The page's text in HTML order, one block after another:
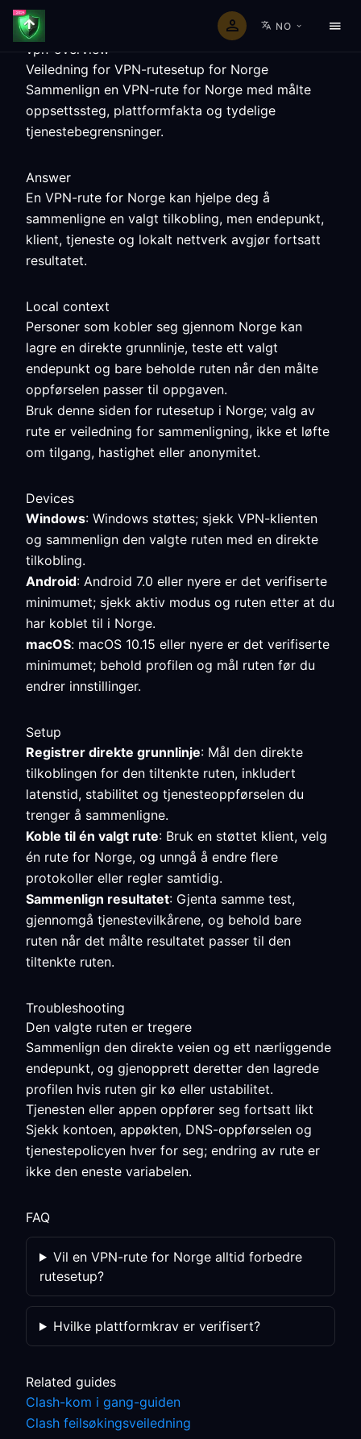
NO
vpn-overview
Veiledning for VPN-rutesetup for Norge
Sammenlign en VPN-rute for Norge med målte
oppsettssteg, plattformfakta og tydelige
tjenestebegrensninger.
Answer
En VPN-rute for Norge kan hjelpe deg å
sammenligne en valgt tilkobling, men endepunkt,
klient, tjeneste og lokalt nettverk avgjør fortsatt
resultatet.
Local context
Personer som kobler seg gjennom Norge kan
lagre en direkte grunnlinje, teste ett valgt
endepunkt og bare beholde ruten når den målte
oppførselen passer til oppgaven.
Bruk denne siden for rutesetup i Norge; valg av
rute er veiledning for sammenligning, ikke et løfte
om tilgang, hastighet eller anonymitet.
Devices
Windows: Windows støttes; sjekk VPN-klienten
og sammenlign den valgte ruten med en direkte
tilkobling.
Android: Android 7.0 eller nyere er det verifiserte
minimumet; sjekk aktiv modus og ruten etter at du
har koblet til i Norge.
macOS: macOS 10.15 eller nyere er det verifiserte
minimumet; behold profilen og mål ruten før du
endrer innstillinger.
Setup
Registrer direkte grunnlinje: Mål den direkte
tilkoblingen for den tiltenkte ruten, inkludert
latenstid, stabilitet og tjenesteoppførselen du
trenger å sammenligne.
Koble til én valgt rute: Bruk en støttet klient, velg
én rute for Norge, og unngå å endre flere
protokoller eller regler samtidig.
Sammenlign resultatet: Gjenta samme test,
gjennomgå tjenestevilkårene, og behold bare
ruten når det målte resultatet passer til den
tiltenkte ruten.
Troubleshooting
Den valgte ruten er tregere
Sammenlign den direkte veien og ett nærliggende
endepunkt, og gjenopprett deretter den lagrede
profilen hvis ruten gir kø eller ustabilitet.
Tjenesten eller appen oppfører seg fortsatt likt
Sjekk kontoen, appøkten, DNS-oppførselen og
tjenestepolicyen hver for seg; endring av rute er
ikke den eneste variabelen.
FAQ
Vil en VPN-rute for Norge alltid forbedre
rutesetup?
Hvilke plattformkrav er verifisert?
Related guides
Clash-kom i gang-guiden
Clash feilsøkingsveiledning